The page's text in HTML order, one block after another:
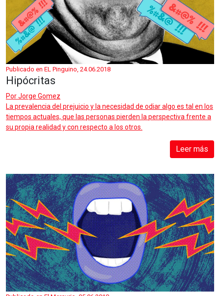
Publicado en EL Pinguino, 24.06.2018
Hipócritas
PorJorge Gomez
La prevalencia del prejuicio y la necesidad de odiar algo es tal en los
tiempos actuales, que las personas pierden la perspectiva frente a
su propia realidad y con respecto a los otros.
Leer más